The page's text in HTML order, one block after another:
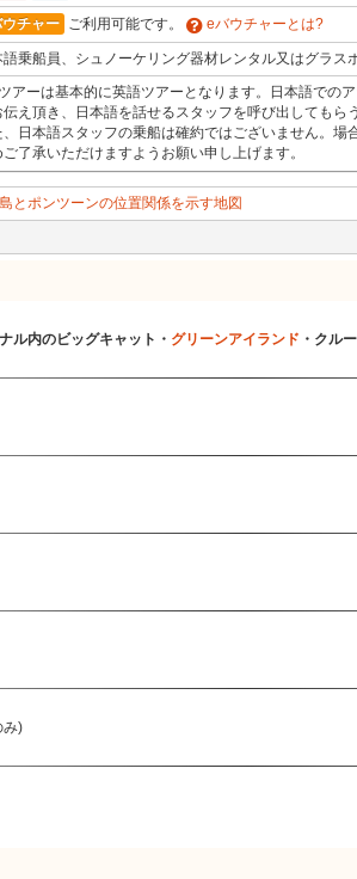
チャー ご利用可能です。 eバウチャーとは?
語乗船員、シュノーケリング器材レンタル又はグラス
アーは基本的に英語ツアーとなります。日本語での
伝え頂き、日本語を話せるスタッフを呼び出してもら
、日本語スタッフの乗船は確約ではございません。場
ご了承いただけますようお願い申し上げます。
島とポンツーンの位置関係を示す地図
ル内のビッグキャット・ グリーンアイランド ・クル
み)